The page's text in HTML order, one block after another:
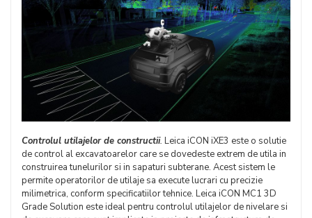
Controlul utilajelor de constructii. Leica iCON iXE3 este o solutie
de control al excavatoarelor care se dovedeste extrem de utila in
construirea tunelurilor si in sapaturi subterane. Acest sistem le
permite operatorilor de utilaje sa execute lucrari cu precizie
milimetrica, conform specificatiilor tehnice. Leica iCON MC1 3D
Grade Solution este ideal pentru controlul utilajelor de nivelare si